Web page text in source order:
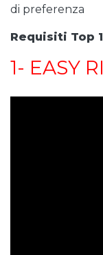
di preferenza
Requisiti Top
1- EASY